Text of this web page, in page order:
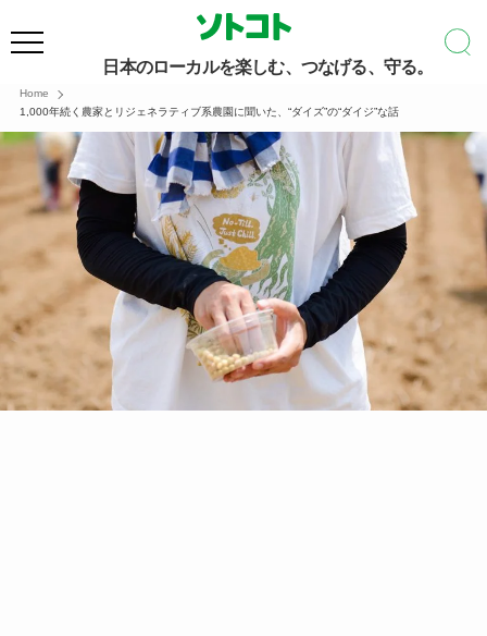
日本のローカルを楽しむ、つなげる、守る。
Home
1,000年続く農家とリジェネラティブ系農園に聞いた、“ダイズ”の“ダイジ”な話